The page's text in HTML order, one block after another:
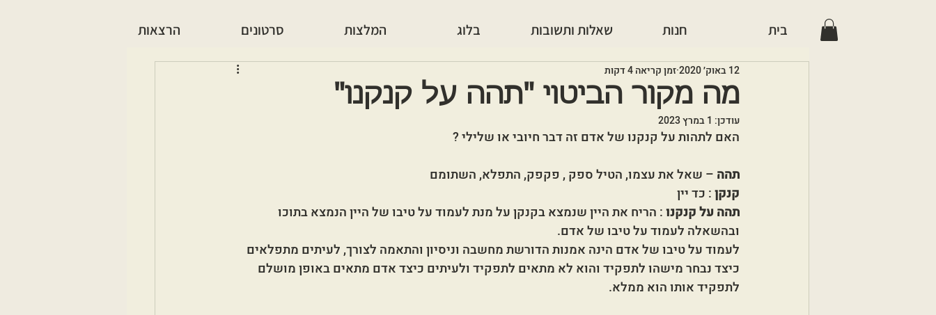
בית חנות שאלות ותשובות בלוג המלצות סרטונים הרצאות
מה מקור הביטוי "תהה על קנקנו"
12 באוק׳ 2020 זמן קריאה 4 דקות
עודכן: 1 במרץ 2023
האם לתהות על קנקנו של אדם זה דבר חיובי או שלילי ?
תהה – שאל את עצמו, הטיל ספק , פקפק, התפלא, השתומם
קנקן : כד יין
תהה על קנקנו : הריח את היין שנמצא בקנקן על מנת לעמוד על טיבו של היין הנמצא בתוכו
ובהשאלה לעמוד על טיבו של אדם.
לעמוד על טיבו של אדם הינה אמנות הדורשת מחשבה וניסיון והתאמה לצורך, לעיתים מתפלאים
כיצד נבחר מישהו לתפקיד והוא לא מתאים לתפקיד ולעיתים כיצד אדם מתאים באופן מושלם
לתפקיד אותו הוא ממלא.